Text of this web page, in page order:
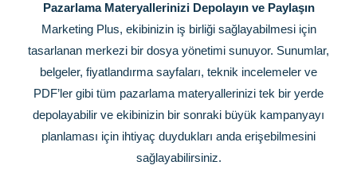
Pazarlama Materyallerinizi Depolayın ve Paylaşın
Marketing Plus, ekibinizin iş birliği sağlayabilmesi için
tasarlanan merkezi bir dosya yönetimi sunuyor. Sunumlar,
belgeler, fiyatlandırma sayfaları, teknik incelemeler ve
PDF’ler gibi tüm pazarlama materyallerinizi tek bir yerde
depolayabilir ve ekibinizin bir sonraki büyük kampanyayı
planlaması için ihtiyaç duydukları anda erişebilmesini
sağlayabilirsiniz.